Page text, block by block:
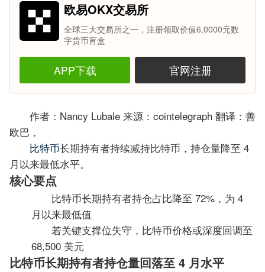
欧易OKX交易所
全球三大交易所之一，注册领取价值6,0000元数
字货币盲盒
APP下载 官网注册
作者：Nancy Lubale 来源：cointelegraph 翻译：善
欧巴，
比特币长期持有者持续减持比特币，持仓量降至 4
月以来最低水平。
核心要点
比特币长期持有者持仓占比降至 72%，为 4
月以来最低值
若关键支撑位失守，比特币价格或深度回调至
68,500 美元
比特币长期持有者持仓量回落至 4 月水平